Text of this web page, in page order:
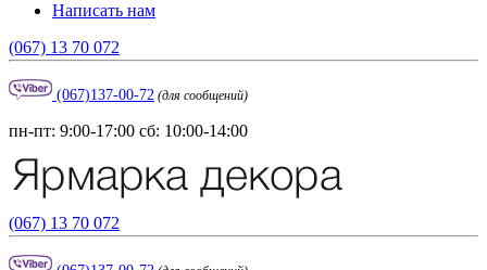
Написать нам
(067) 13 70 072
(067)137-00-72 (для сообщений)
пн-пт: 9:00-17:00 сб: 10:00-14:00
(067) 13 70 072